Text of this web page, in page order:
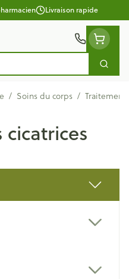
Livraison rapide
/ Soins du corps / Traitement